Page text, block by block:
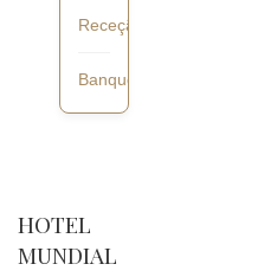
Receção
Banquete
HOTEL
MUNDIAL